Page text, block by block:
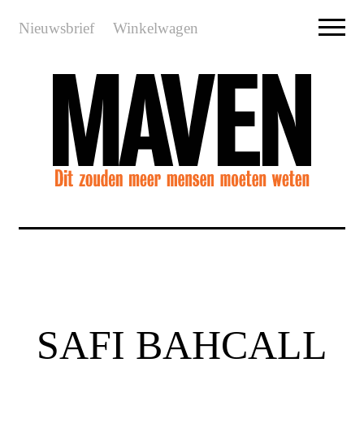
Nieuwsbrief Winkelwagen
SAFI BAHCALL